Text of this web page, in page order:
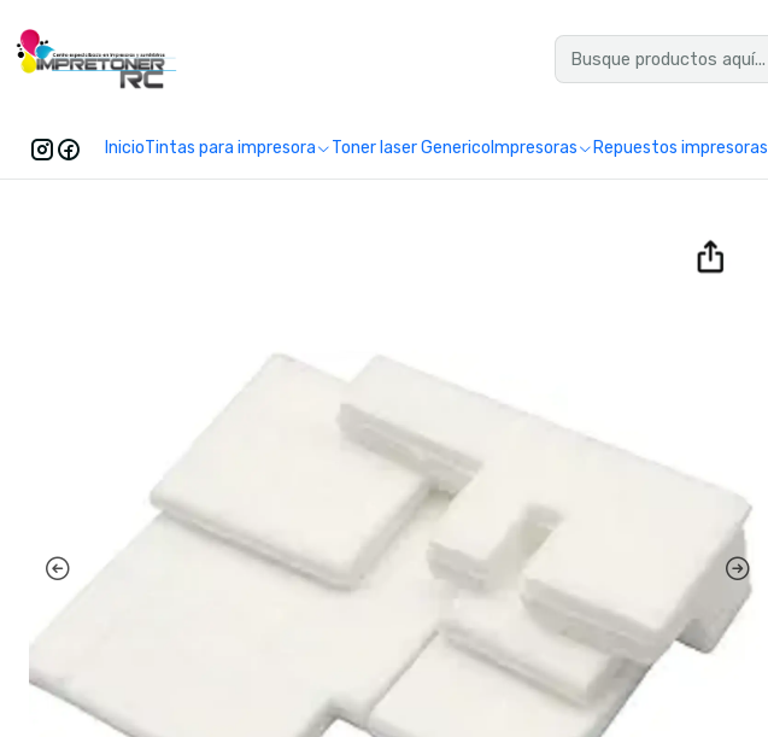
InicioTintas para impresora Toner laser Generico Impresoras Repuestos impresoras